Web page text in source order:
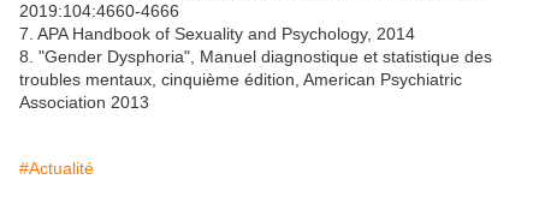
2019:104:4660-4666
7. APA Handbook of Sexuality and Psychology, 2014
8. "Gender Dysphoria", Manuel diagnostique et statistique des
troubles mentaux, cinquième édition, American Psychiatric
Association 2013
#Actualité